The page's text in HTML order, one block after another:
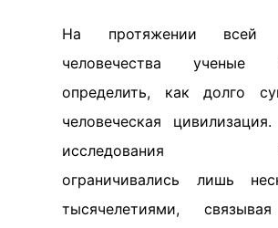
На протяжении всей
человечества ученые
определить, как долго
человеческая
исследования
ограничивались лишь
тысячелетиями,